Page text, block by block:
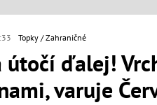
Topky Zahraničné
útočí ďalej!
varuje